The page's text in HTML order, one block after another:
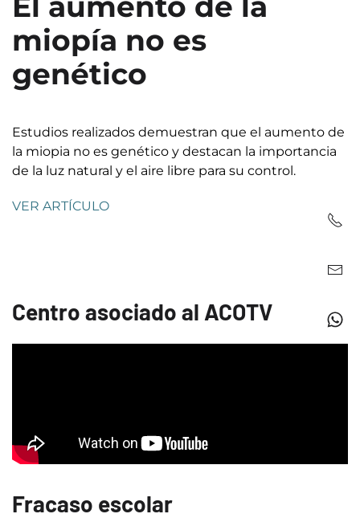
miopía no es
genético
Estudios realizados demuestran que el aumento de
la miopia no es genético y destacan la importancia
de la luz natural y el aire libre para su control.
VER ARTÍCULO
Centro asociado al ACOTV
Fracaso escolar